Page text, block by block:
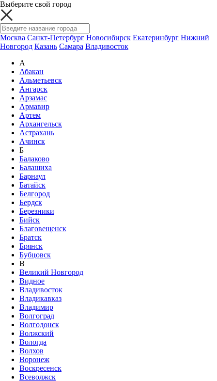
Выберите свой город
Москва Санкт-Петербург Новосибирск Екатеринбург Нижний
Новгород Казань Самара Владивосток
А
Абакан
Альметьевск
Ангарск
Арзамас
Армавир
Артем
Архангельск
Астрахань
Ачинск
Б
Балаково
Балашиха
Барнаул
Батайск
Белгород
Бердск
Березники
Бийск
Благовещенск
Братск
Брянск
Бубцовск
В
Великий Новгород
Видное
Владивосток
Владикавказ
Владимир
Волгоград
Волгодонск
Волжский
Вологда
Волхов
Воронеж
Воскресенск
Всеволжск